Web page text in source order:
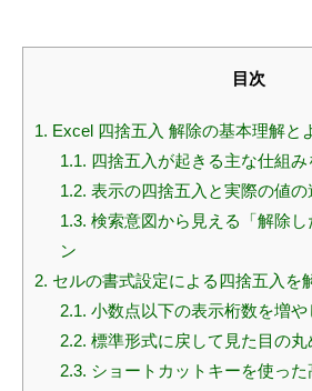
目次
1. Excel 四捨五入 解除の基本理解と
1.1. 四捨五入が起きる主な仕組み
1.2. 表示の四捨五入と実際の値の
1.3. 検索意図から見える「解除
ン
2. セルの書式設定による四捨五入を
2.1. 小数点以下の表示桁数を増
2.2. 標準形式に戻して見た目の
2.3. ショートカットキーを使っ